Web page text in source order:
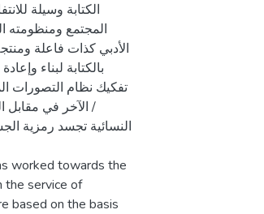
الكتابة وسيلة
المجتمع ومنظومته
الأدبي كذات فاعلة
بالكتابة لبناء
تفكيك نظام التصورات
/ الآخر في
النسائية تجسد رمزية
worked towards the
the service of
based on the basis